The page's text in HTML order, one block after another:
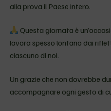
alla prova il Paese intero.
Questa giornata è
lavora spesso lontano dai
ciascuno di noi.
Un grazie che non dovrebbe
accompagnare ogni gesto di